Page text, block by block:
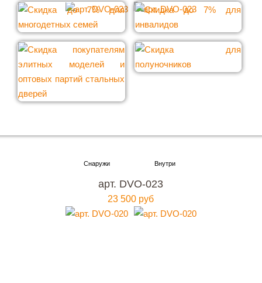
арт. DVO-023
23 500 руб
Хотите купить металлическую входную дверь в
Москве
с гарантией качества и по привлекательной
цене?